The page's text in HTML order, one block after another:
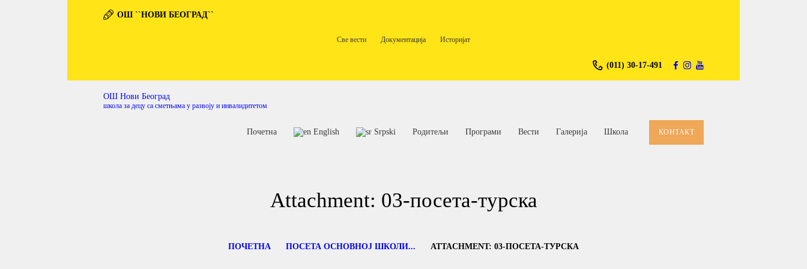
ОШ ``НОВИ БЕОГРАД``
Све вести Документација Историјат
(011) 30-17-491
ОШ Нови Београд
школа за децу са сметњама у развоју и инвалидитетом
Почетна English Srpski Родитељи Програми Вести Галерија Школа КОНТАКТ
Attachment: 03-посета-турска
ПОЧЕТНА ПОСЕТА ОСНОВНОЈ ШКОЛИ... ATTACHMENT: 03-ПОСЕТА-ТУРСКА
ОШ Нови Београд
ENGLISH
ШКОЛА